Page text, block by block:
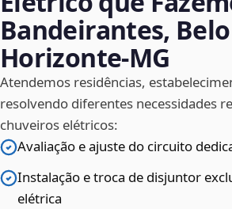
Bandeirantes, Belo
Horizonte‑MG
Atendemos residências,
resolvendo diferentes necessidades
chuveiros elétricos:
Avaliação e ajuste do circuito
Instalação e troca de disjuntor
elétrica